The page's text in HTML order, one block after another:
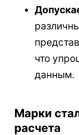
что
данным.
Марки
расчета